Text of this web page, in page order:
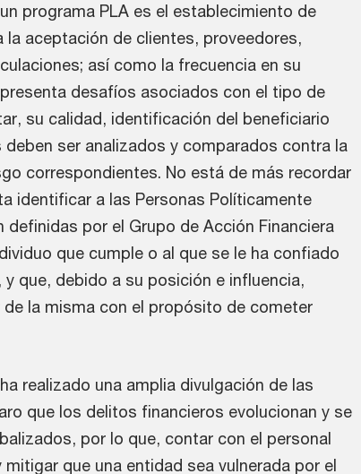
programa PLA es el establecimiento de
aceptación de clientes, proveedores,
así como la frecuencia en su
desafíos asociados con el tipo de
su calidad, identificación del beneficiario
ser analizados y comparados contra la
correspondientes. No está de más recordar
identificar a las Personas Políticamente
definidas por el Grupo de Acción Financiera
que cumple o al que se le ha confiado
que, debido a su posición e influencia,
la misma con el propósito de cometer
realizado una amplia divulgación de las
que los delitos financieros evolucionan y se
por lo que, contar con el personal
que una entidad sea vulnerada por el